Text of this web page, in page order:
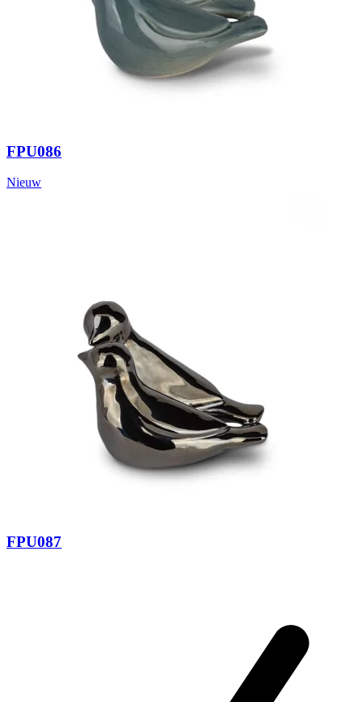
FPU086
Nieuw
FPU087